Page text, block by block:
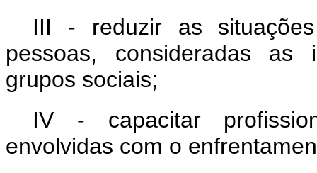
III - reduzir as
pessoas, consideradas as
grupos sociais;
IV - capacitar
envolvidas com o